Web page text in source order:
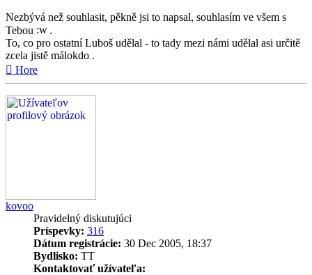
Nezbývá než souhlasit, pěkně jsi to napsal, souhlasím ve všem s
Tebou
.
To, co pro ostatní Luboš udělal - to tady mezi námi udělal asi určitě
zcela jistě málokdo .
Hore
kovoo
Pravidelný diskutujúci
Príspevky: 316
Dátum registrácie: 30 Dec 2005, 18:37
Bydlisko: TT
Kontaktovať užívateľa: